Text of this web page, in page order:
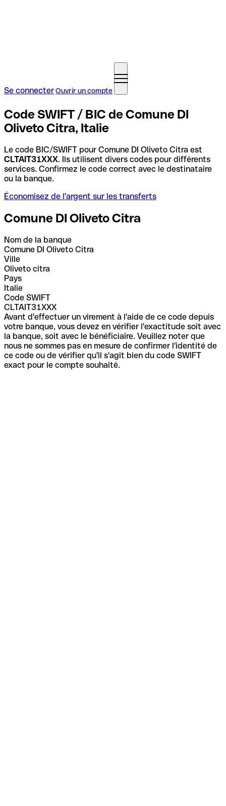
Se connecterOuvrir un compte
Code SWIFT / BIC de Comune DI
Oliveto Citra, Italie
Le code BIC/SWIFT pour Comune DI Oliveto Citra est
CLTAIT31XXX. Ils utilisent divers codes pour différents
services. Confirmez le code correct avec le destinataire
ou la banque.
Économisez de l'argent sur les transferts
Comune DI Oliveto Citra
Nom de la banque
Comune DI Oliveto Citra
Ville
Oliveto citra
Pays
Italie
Code SWIFT
CLTAIT31XXX
Avant d'effectuer un virement à l'aide de ce code depuis
votre banque, vous devez en vérifier l'exactitude soit avec
la banque, soit avec le bénéficiaire. Veuillez noter que
nous ne sommes pas en mesure de confirmer l'identité de
ce code ou de vérifier qu'il s'agit bien du code SWIFT
exact pour le compte souhaité.